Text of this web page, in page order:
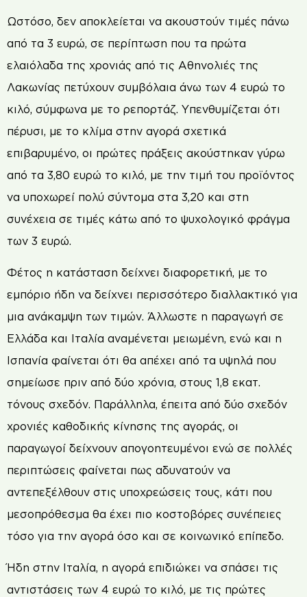
Ωστόσο, δεν αποκλείεται να ακουστούν τιμές πάνω
από τα 3 ευρώ, σε περίπτωση που τα πρώτα
ελαιόλαδα της χρονιάς από τις Αθηνολιές της
Λακωνίας πετύχουν συμβόλαια άνω των 4 ευρώ το
κιλό, σύμφωνα με το ρεπορτάζ. Υπενθυμίζεται ότι
πέρυσι, με το κλίμα στην αγορά σχετικά
επιβαρυμένο, οι πρώτες πράξεις ακούστηκαν γύρω
από τα 3,80 ευρώ το κιλό, με την τιμή του προϊόντος
να υποχωρεί πολύ σύντομα στα 3,20 και στη
συνέχεια σε τιμές κάτω από το ψυχολογικό φράγμα
των 3 ευρώ.
Φέτος η κατάσταση δείχνει διαφορετική, με το
εμπόριο ήδη να δείχνει περισσότερο διαλλακτικό για
μια ανάκαμψη των τιμών. Άλλωστε η παραγωγή σε
Ελλάδα και Ιταλία αναμένεται μειωμένη, ενώ και η
Ισπανία φαίνεται ότι θα απέχει από τα υψηλά που
σημείωσε πριν από δύο χρόνια, στους 1,8 εκατ.
τόνους σχεδόν. Παράλληλα, έπειτα από δύο σχεδόν
χρονιές καθοδικής κίνησης της αγοράς, οι
παραγωγοί δείχνουν απογοητευμένοι ενώ σε πολλές
περιπτώσεις φαίνεται πως αδυνατούν να
αντεπεξέλθουν στις υποχρεώσεις τους, κάτι που
μεσοπρόθεσμα θα έχει πιο κοστοβόρες συνέπειες
τόσο για την αγορά όσο και σε κοινωνικό επίπεδο.
Ήδη στην Ιταλία, η αγορά επιδιώκει να σπάσει τις
αντιστάσεις των 4 ευρώ το κιλό, με τις πρώτες